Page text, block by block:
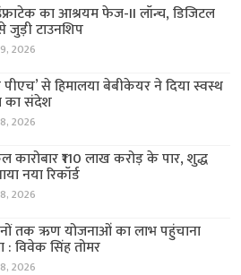
का आश्रयम फेज-II लॉन्च, डिजिटल
टाउनशिप
2026
पीएच’ से हिमालया बेबीकेयर ने दिया स्वस्थ
का संदेश
2026
कारोबार ₹110 लाख करोड़ के पार, शुद्ध
नया रिकॉर्ड
2026
तक ऋण योजनाओं का लाभ पहुंचाना
: विवेक सिंह तोमर
2026